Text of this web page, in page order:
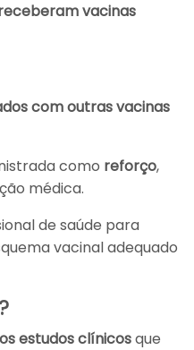
vacinas
com outras vacinas
como reforço,
médica.
de saúde para
vacinal adequado
estudos clínicosque